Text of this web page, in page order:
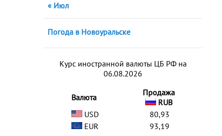
« Июл
Погода в Новоуральске
Курс иностранной валюты ЦБ РФ на
06.08.2026
Валюта
Продажа
RUB
USD
80,93
EUR
93,19